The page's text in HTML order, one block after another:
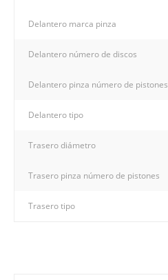
Delantero marca pinza
Delantero número de discos
Delantero pinza número de pistones
Delantero tipo
Trasero diámetro
Trasero pinza número de pistones
Trasero tipo